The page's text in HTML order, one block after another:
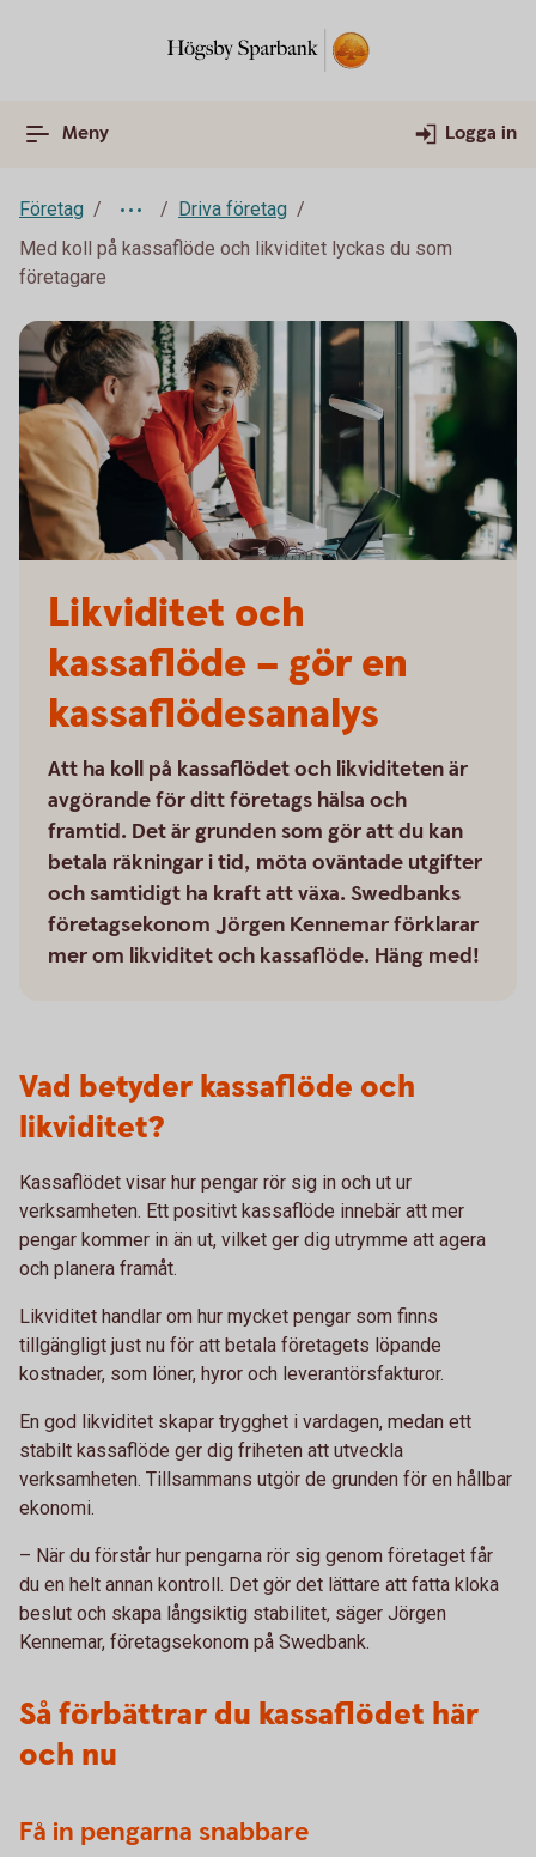
Meny Logga in
Företag
Driva företag
Med koll på kassaflöde och likviditet lyckas du som
företagare
Likviditet och
kassaflöde – gör en
kassaflödesanalys
Att ha koll på kassaflödet och likviditeten är
avgörande för ditt företags hälsa och
framtid. Det är grunden som gör att du kan
betala räkningar i tid, möta oväntade utgifter
och samtidigt ha kraft att växa. Swedbanks
företagsekonom Jörgen Kennemar förklarar
mer om likviditet och kassaflöde. Häng med!
Vad betyder kassaflöde och
likviditet?
Kassaflödet visar hur pengar rör sig in och ut ur
verksamheten. Ett positivt kassaflöde innebär att mer
pengar kommer in än ut, vilket ger dig utrymme att agera
och planera framåt.
Likviditet handlar om hur mycket pengar som finns
tillgängligt just nu för att betala företagets löpande
kostnader, som löner, hyror och leverantörsfakturor.
En god likviditet skapar trygghet i vardagen, medan ett
stabilt kassaflöde ger dig friheten att utveckla
verksamheten. Tillsammans utgör de grunden för en hållbar
ekonomi.
– När du förstår hur pengarna rör sig genom företaget får
du en helt annan kontroll. Det gör det lättare att fatta kloka
beslut och skapa långsiktig stabilitet, säger Jörgen
Kennemar, företagsekonom på Swedbank.
Så förbättrar du kassaflödet här
och nu
Få in pengarna snabbare